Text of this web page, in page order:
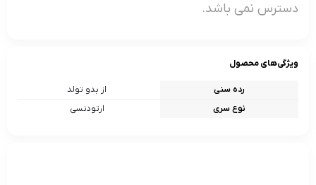
دسترس نمی باشد.
ویژگی‌های محصول
رده سنی
از بدو تولد
نوع سری
ارتودنسی